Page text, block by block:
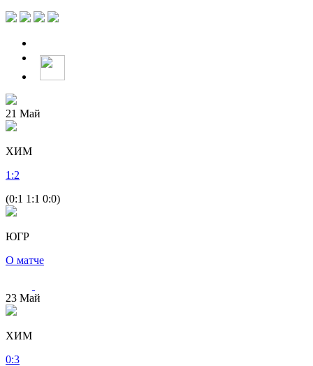
21 Май
ХИМ
1 :2
(0:1 1:1 0:0)
ЮГР
О матче
23 Май
ХИМ
0:3